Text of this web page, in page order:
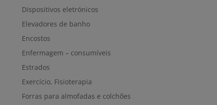
Dispositivos eletrónicos
Elevadores de banho
Encostos
Enfermagem – consumíveis
Estrados
Exercício, Fisioterapia
Forras para almofadas e colchões